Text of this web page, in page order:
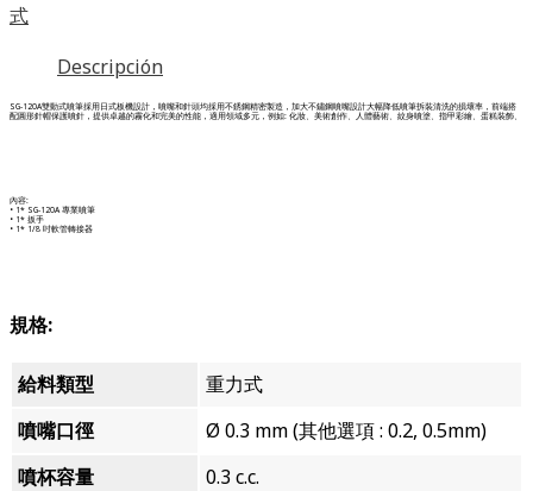
式
Descripción
SG-120A雙動式噴筆採用日式板機設計，噴嘴和針頭均採用不銹鋼精密製造，加大不鏽鋼噴嘴設計大幅降低噴筆拆裝清洗的損壞率，前端搭
配圓形針帽保護噴針，提供卓越的霧化和完美的性能，適用領域多元，例如: 化妝、美術創作、人體藝術、紋身噴塗、指甲彩繪、蛋糕裝飾、
內容:
• 1* SG-120A 專業噴筆
• 1* 扳手
• 1* 1/8 吋軟管轉接器
規格:
給料類型
重力式
噴嘴口徑
Ø 0.3 mm (其他選項 : 0.2, 0.5mm)
噴杯容量
0.3 c.c.